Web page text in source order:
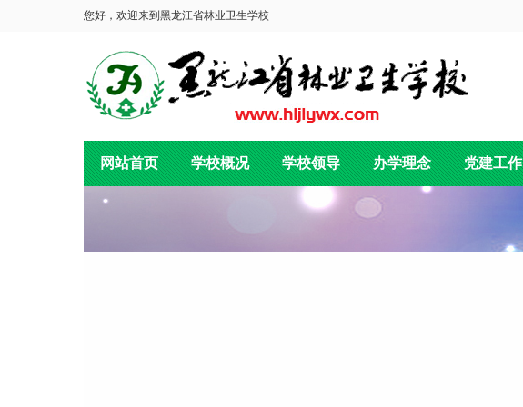
您好，欢迎来到黑龙江省林业卫生学校
网站首页 学校概况 学校领导 办学理念 党建工作